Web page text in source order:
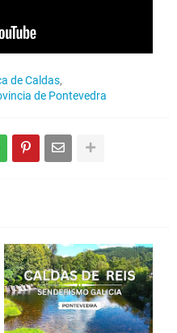
de Caldas
de Pontevedra